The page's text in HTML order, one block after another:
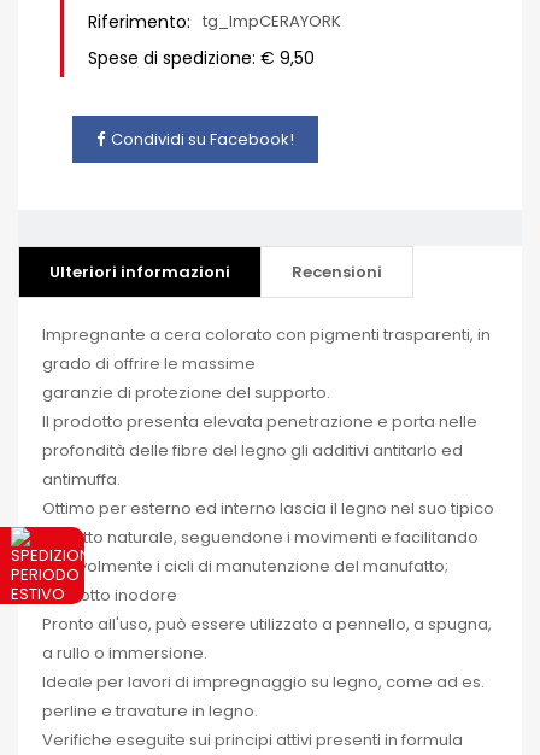
Riferimento: tg_ImpCERAYORK
Spese di spedizione: € 9,50
Condividi su Facebook!
Ulteriori informazioni Recensioni
Impregnante a cera colorato con pigmenti trasparenti, in
grado di offrire le massime
garanzie di protezione del supporto.
Il prodotto presenta elevata penetrazione e porta nelle
profondità delle fibre del legno gli additivi antitarlo ed
antimuffa.
Ottimo per esterno ed interno lascia il legno nel suo tipico
aspetto naturale, seguendone i movimenti e facilitando
notevolmente i cicli di manutenzione del manufatto;
Prodotto inodore
Pronto all'uso, può essere utilizzato a pennello, a spugna,
a rullo o immersione.
Ideale per lavori di impregnaggio su legno, come ad es.
perline e travature in legno.
Verifiche eseguite sui principi attivi presenti in formula